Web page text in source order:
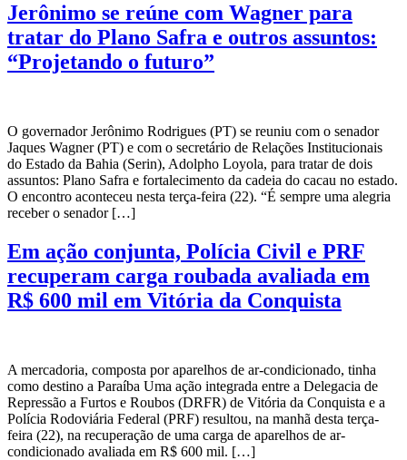
Jerônimo se reúne com Wagner para
tratar do Plano Safra e outros assuntos:
“Projetando o futuro”
O governador Jerônimo Rodrigues (PT) se reuniu com o senador
Jaques Wagner (PT) e com o secretário de Relações Institucionais
do Estado da Bahia (Serin), Adolpho Loyola, para tratar de dois
assuntos: Plano Safra e fortalecimento da cadeia do cacau no estado.
O encontro aconteceu nesta terça-feira (22). “É sempre uma alegria
receber o senador […]
Em ação conjunta, Polícia Civil e PRF
recuperam carga roubada avaliada em
R$ 600 mil em Vitória da Conquista
A mercadoria, composta por aparelhos de ar-condicionado, tinha
como destino a Paraíba Uma ação integrada entre a Delegacia de
Repressão a Furtos e Roubos (DRFR) de Vitória da Conquista e a
Polícia Rodoviária Federal (PRF) resultou, na manhã desta terça-
feira (22), na recuperação de uma carga de aparelhos de ar-
condicionado avaliada em R$ 600 mil. […]